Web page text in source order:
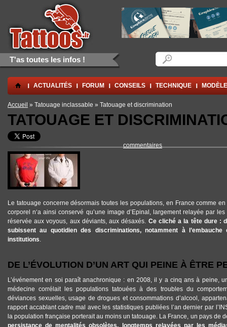
Aller au contenu principal
Skip to navigation
T'as toutes les infos !
. ACTUALITÉS FORUM CONSEILS TECHNIQUE
Vous êtes ici
Accueil » Tatouage inclassable » Tatouage et discrimination
TATOUAGE ET
commentaires
Le tatouage concerne désormais toutes les populations, en France comme
corporel n‘a ainsi conservé qu’une image d’Epinal, largement relayée par
réservée aux voyous, aux déviants, aux désaxés. Ce cliché a la tête dure :
subissent au quotidien des discriminations, notamment à
institutions.
DE L’ÉVOLUTION D’UN ART QUI PEINE À ÊTRE
L’événement en soi paraît anachronique : en 2008, il y a cinq ans à peine,
médecine corrélait les populations tatouées à des troubles du
déviances sexuelles, usage de drogues et consommations d’alcool,
rapport accablant cadre mal avec les statistiques publiées l’an dernier par
la population française porterait au moins un tatouage. La France, un pays de
persistance de mentalités obsolètes, longtemps relayées par les